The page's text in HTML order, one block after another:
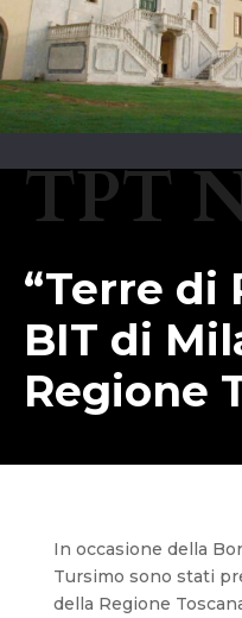
TPT
“Terre di
BIT di
Regione
In occasione della
Tursimo sono stati
della Regione